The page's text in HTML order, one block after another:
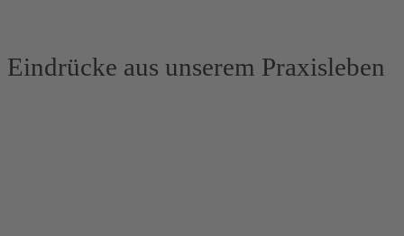
Eindrücke aus unserem Praxisleben